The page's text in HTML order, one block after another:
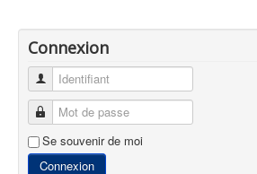
Connexion
Identifiant
Mot de passe
Se souvenir de moi
Connexion